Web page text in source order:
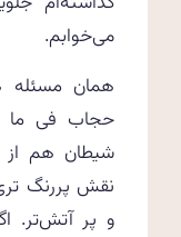
می‌خوابم.
همان مسئله
حجاب فی ما
شیطان هم
نقش پر‌رنگ
و پر آتش‌تر.